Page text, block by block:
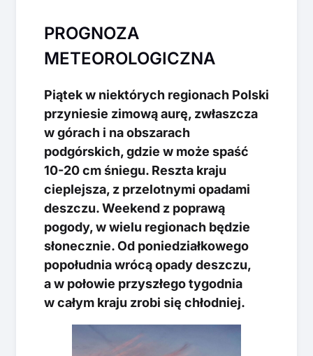
PROGNOZA
METEOROLOGICZNA
Piątek w niektórych regionach Polski
przyniesie zimową aurę, zwłaszcza
w górach i na obszarach
podgórskich, gdzie w może spaść
10-20 cm śniegu. Reszta kraju
cieplejsza, z przelotnymi opadami
deszczu. Weekend z poprawą
pogody, w wielu regionach będzie
słonecznie. Od poniedziałkowego
popołudnia wrócą opady deszczu,
a w połowie przyszłego tygodnia
w całym kraju zrobi się chłodniej.